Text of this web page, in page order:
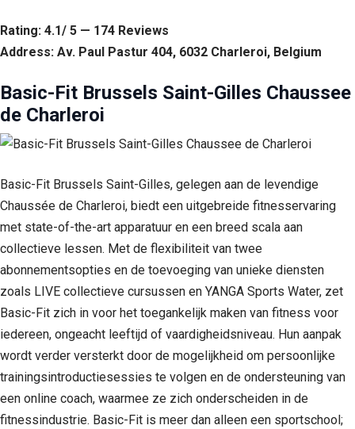
Rating: 4.1/ 5 — 174 Reviews
Address: Av. Paul Pastur 404, 6032 Charleroi, Belgium
Basic-Fit Brussels Saint-Gilles Chaussee
de Charleroi
Basic-Fit Brussels Saint-Gilles, gelegen aan de levendige
Chaussée de Charleroi, biedt een uitgebreide fitnesservaring
met state-of-the-art apparatuur en een breed scala aan
collectieve lessen. Met de flexibiliteit van twee
abonnementsopties en de toevoeging van unieke diensten
zoals LIVE collectieve cursussen en YANGA Sports Water, zet
Basic-Fit zich in voor het toegankelijk maken van fitness voor
iedereen, ongeacht leeftijd of vaardigheidsniveau. Hun aanpak
wordt verder versterkt door de mogelijkheid om persoonlijke
trainingsintroductiesessies te volgen en de ondersteuning van
een online coach, waarmee ze zich onderscheiden in de
fitnessindustrie. Basic-Fit is meer dan alleen een sportschool;